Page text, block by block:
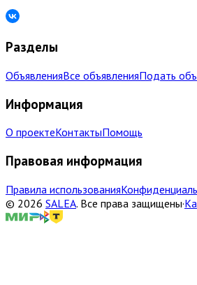
Разделы
ОбъявленияВсе объявленияПодать
Информация
О проектеКонтактыПомощь
Правовая информация
Правила использования
© 2026 SALEA. Все права защищены·